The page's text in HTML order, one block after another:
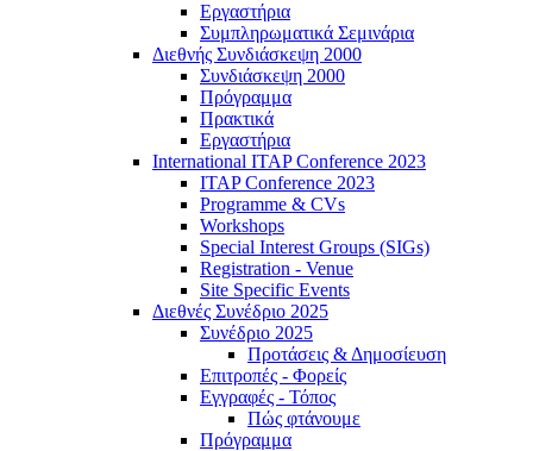
Εργαστήρια
Συμπληρωματικά Σεμινάρια
Διεθνής Συνδιάσκεψη 2000
Συνδιάσκεψη 2000
Πρόγραμμα
Πρακτικά
Εργαστήρια
International ITAP Conference 2023
ITAP Conference 2023
Programme & CVs
Workshops
Special Interest Groups (SIGs)
Registration - Venue
Site Specific Events
Διεθνές Συνέδριο 2025
Συνέδριο 2025
Προτάσεις & Δημοσίευση
Επιτροπές - Φορείς
Εγγραφές - Τόπος
Πώς φτάνουμε
Πρόγραμμα